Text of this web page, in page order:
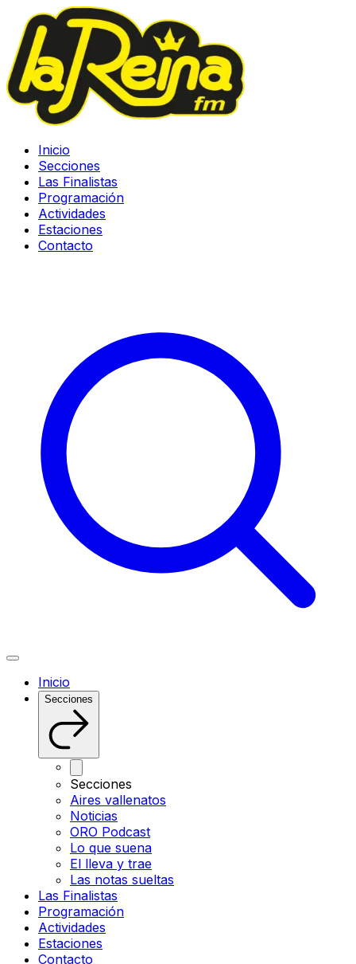
Inicio
Secciones
Las Finalistas
Programación
Actividades
Estaciones
Contacto
Inicio
Secciones
Secciones
Aires vallenatos
Noticias
ORO Podcast
Lo que suena
El lleva y trae
Las notas sueltas
Las Finalistas
Programación
Actividades
Estaciones
Contacto